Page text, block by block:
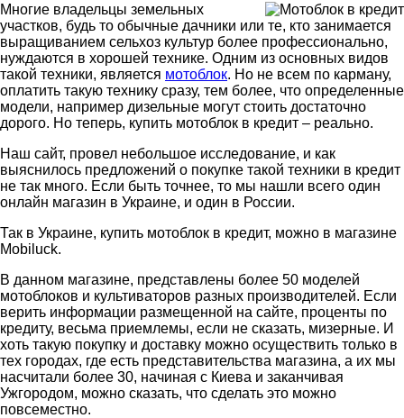
Многие владельцы земельных
участков, будь то обычные дачники или те, кто занимается
выращиванием сельхоз культур более профессионально,
нуждаются в хорошей технике. Одним из основных видов
такой техники, является мотоблок. Но не всем по карману,
оплатить такую технику сразу, тем более, что определенные
модели, например дизельные могут стоить достаточно
дорого. Но теперь, купить мотоблок в кредит – реально.
Наш сайт, провел небольшое исследование, и как
выяснилось предложений о покупке такой техники в кредит
не так много. Если быть точнее, то мы нашли всего один
онлайн магазин в Украине, и один в России.
Так в Украине, купить мотоблок в кредит, можно в магазине
Mobiluck.
В данном магазине, представлены более 50 моделей
мотоблоков и культиваторов разных производителей. Если
верить информации размещенной на сайте, проценты по
кредиту, весьма приемлемы, если не сказать, мизерные. И
хоть такую покупку и доставку можно осуществить только в
тех городах, где есть представительства магазина, а их мы
насчитали более 30, начиная с Киева и заканчивая
Ужгородом, можно сказать, что сделать это можно
повсеместно.